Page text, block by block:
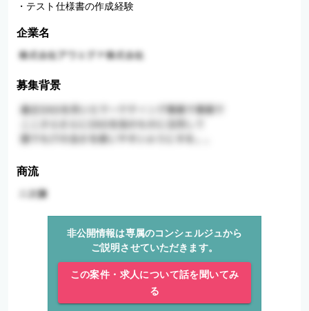
・テスト仕様書の作成経験
企業名
募集背景
商流
非公開情報は専属のコンシェルジュから
ご説明させていただきます。
この案件・求人について話を聞いてみ
る